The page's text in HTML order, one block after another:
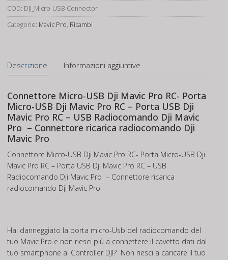
Dji
Mavic
Pro
COD: DJI_Micro-USB Connector
Categorie: Mavic Pro, Ricambi
Descrizione Informazioni aggiuntive
Connettore Micro-USB Dji Mavic Pro RC- Porta
Micro-USB Dji Mavic Pro RC – Porta USB Dji
Mavic Pro RC – USB Radiocomando Dji Mavic
Pro – Connettore ricarica radiocomando Dji
Mavic Pro
Connettore Micro-USB Dji Mavic Pro RC- Porta Micro-USB Dji
Mavic Pro RC – Porta USB Dji Mavic Pro RC – USB
Radiocomando Dji Mavic Pro – Connettore ricarica
radiocomando Dji Mavic Pro
Hai danneggiato la porta micro-Usb del radiocomando del
tuo Mavic Pro e non riesci più a connettere il cavetto dati dal
tuo smartphone al Controller DJI? Non riesci a caricare il tuo